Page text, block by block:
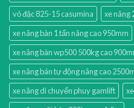
vỏ đặc 825-15 casumina
xe nâng
xe nâng bàn 1 tấn nâng cao 950mm
xe nâng bàn wp500 500kg cao
xe nâng bán tự động nâng cao
xe nâng di chuyển phuy gamlift